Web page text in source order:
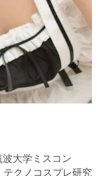
大学ミスコン
テクノコスプレ研究